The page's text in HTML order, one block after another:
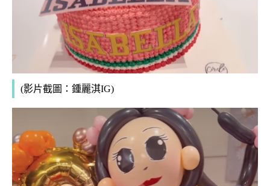
(影片截圖：鍾麗淇IG)